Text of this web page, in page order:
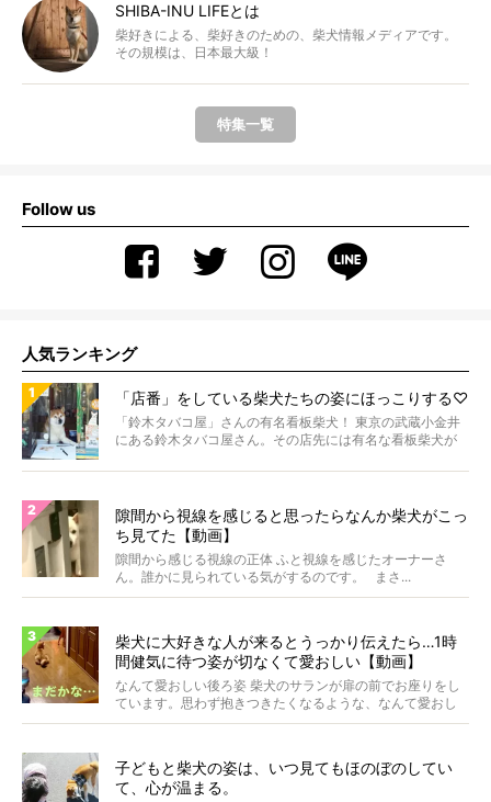
SHIBA-INU LIFEとは
柴好きによる、柴好きのための、柴犬情報メディアです。
その規模は、日本最大級！
特集一覧
Follow us
人気ランキング
「店番」をしている柴犬たちの姿にほっこりする♡
「鈴木タバコ屋」さんの有名看板柴犬！ 東京の武蔵小金井
にある鈴木タバコ屋さん。その店先には有名な看板柴犬が
隙間から視線を感じると思ったらなんか柴犬がこっ
ち見てた【動画】
隙間から感じる視線の正体 ふと視線を感じたオーナーさ
ん。誰かに見られている気がするのです。 まさ...
柴犬に大好きな人が来るとうっかり伝えたら…1時
間健気に待つ姿が切なくて愛おしい【動画】
なんて愛おしい後ろ姿 柴犬のサランが扉の前でお座りをし
ています。思わず抱きつきたくなるような、なんて愛おし
い背...
子どもと柴犬の姿は、いつ見てもほのぼのしてい
て、心が温まる。